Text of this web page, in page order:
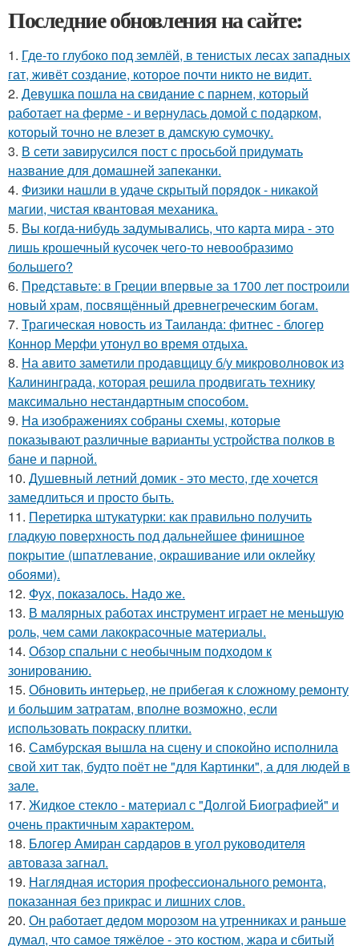
Последние обновления на сайте:
1. Где-то глубоко под землёй, в тенистых лесах западных
гат, живёт создание, которое почти никто не видит.
2. Девушка пошла на свидание с парнем, который
работает на ферме - и вернулась домой с подарком,
который точно не влезет в дамскую сумочку.
3. В сети завирусился пост с просьбой придумать
название для домашней запеканки.
4. Физики нашли в удаче скрытый порядок - никакой
магии, чистая квантовая механика.
5. Вы когда-нибудь задумывались, что карта мира - это
лишь крошечный кусочек чего-то невообразимо
большего?
6. Представьте: в Греции впервые за 1700 лет построили
новый храм, посвящённый древнегреческим богам.
7. Трагическая новость из Таиланда: фитнес - блогер
Коннор Мерфи утонул во время отдыха.
8. На aвито заметили продавщицу б/у микроволновок из
Калининграда, которая решила продвигать технику
максимально нестандартным cпособом.
9. На изображениях собраны схемы, которые
показывают различные варианты устройства полков в
бане и парной.
10. Душевный летний домик - это место, где хочется
замедлиться и просто быть.
11. Перетирка штукатурки: как правильно получить
гладкую поверхность под дальнейшее финишное
покрытие (шпатлевание, окрашивание или оклейку
обоями).
12. Фух, показалось. Надо же.
13. В малярных работах инструмент играет не меньшую
роль, чем сами лакокрасочные материалы.
14. Обзор спальни с необычным подходом к
зонированию.
15. Обновить интерьер, не прибегая к сложному ремонту
и большим затратам, вполне возможно, если
использовать покраску плитки.
16. Самбурская вышла на сцену и спокойно исполнила
свой хит так, будто поёт не "для Картинки", а для людей в
зале.
17. Жидкое стекло - материал с "Долгой Биографией" и
очень практичным характером.
18. Блогер Амиран сардаров в угол руководителя
автоваза загнал.
19. Наглядная история профессионального ремонта,
показанная без прикрас и лишних слов.
20. Он работает дедом морозом на утренниках и раньше
думал, что самое тяжёлое - это костюм, жара и сбитый